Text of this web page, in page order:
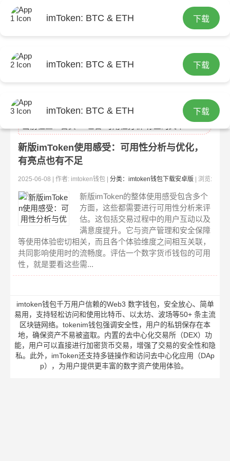
imToken: BTC & ETH 下载
imToken: BTC & ETH 下载
imToken: BTC & ETH 下载
新版imToken使用感受：可用性分析与优化，
有亮点也有不足
2025-06-08 | 作者: imtoken钱包 | 分类：imtoken钱包下载安卓版 | 浏览:
310
新版imToken的整体使用感受包含多个
方面，这些都需要进行可用性分析来评
估。这包括交易过程中的用户互动以及
满意度提升。它与资产管理和安全保障
等使用体验密切相关，而且各个体验维度之间相互关联，
共同影响使用时的流畅度。评估一个数字货币钱包的可用
性，就是要看这些需...
imtoken钱包千万用户信赖的Web3 数字钱包，安全放心、简单
易用，支持轻松访问和使用比特币、以太坊、波场等50+ 条主流
区块链网络。tokenim钱包强调安全性，用户的私钥保存在本
地，确保资产不易被盗取。内置的去中心化交易所（DEX）功
能，用户可以直接进行加密货币交易，增强了交易的安全性和隐
私。此外，imToken还支持多链操作和访问去中心化应用（DAp
p），为用户提供更丰富的数字资产使用体验。